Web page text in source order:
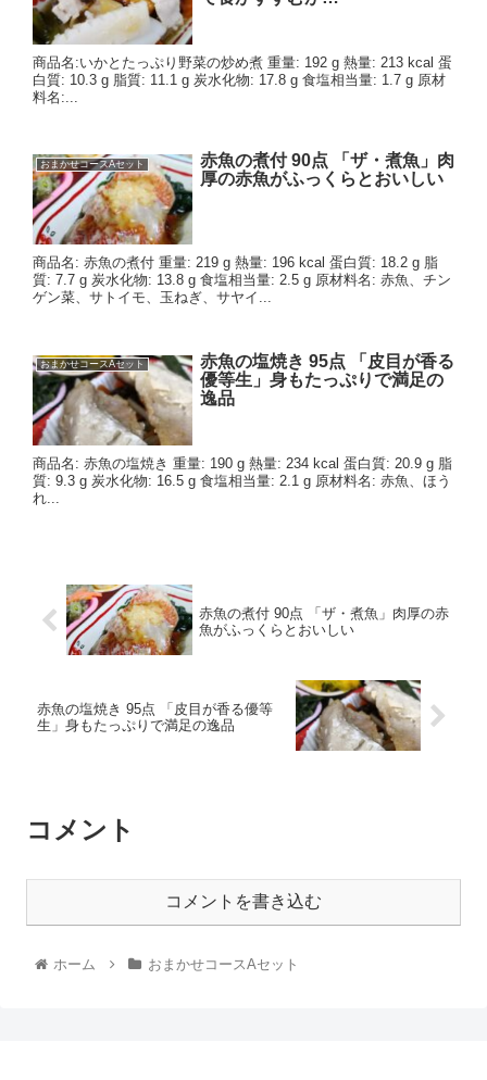
商品名:いかとたっぷり野菜の炒め煮 重量: 192 g 熱量: 213 kcal 蛋
白質: 10.3 g 脂質: 11.1 g 炭水化物: 17.8 g 食塩相当量: 1.7 g 原材
料名:...
おまかせコースAセット
赤魚の煮付 90点 「ザ・煮魚」肉
厚の赤魚がふっくらとおいしい
商品名: 赤魚の煮付 重量: 219 g 熱量: 196 kcal 蛋白質: 18.2 g 脂
質: 7.7 g 炭水化物: 13.8 g 食塩相当量: 2.5 g 原材料名: 赤魚、チン
ゲン菜、サトイモ、玉ねぎ、サヤイ...
おまかせコースAセット
赤魚の塩焼き 95点 「皮目が香る
優等生」身もたっぷりで満足の
逸品
商品名: 赤魚の塩焼き 重量: 190 g 熱量: 234 kcal 蛋白質: 20.9 g 脂
質: 9.3 g 炭水化物: 16.5 g 食塩相当量: 2.1 g 原材料名: 赤魚、ほう
れ...
赤魚の煮付 90点 「ザ・煮魚」肉厚の赤
魚がふっくらとおいしい
赤魚の塩焼き 95点 「皮目が香る優等
生」身もたっぷりで満足の逸品
コメント
コメントを書き込む
ホーム おまかせコースAセット